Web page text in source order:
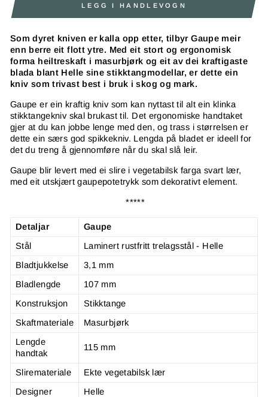
LEGG I HANDLEVOGN
Som dyret kniven er kalla opp etter, tilbyr Gaupe meir
enn berre eit flott ytre. Med eit stort og ergonomisk
forma heiltreskaft i masurbjørk og eit av dei kraftigaste
blada blant Helle sine stikktangmodellar, er dette ein
kniv som trivast best i bruk i skog og mark.
Gaupe er ein kraftig kniv som kan nyttast til alt ein klinka
stikktangekniv skal brukast til. Det ergonomiske handtaket
gjer at du kan jobbe lenge med den, og trass i størrelsen er
dette ein særs god spikkekniv. Lengda på bladet er ideell for
det du treng å gjennomføre når du skal slå leir.
Gaupe blir levert med ei slire i vegetabilsk farga svart lær,
med eit utskjært gaupepotetrykk som dekorativt element.
*****
Detaljar
Gaupe
Stål
Laminert rustfritt trelagsstål - Helle
Bladtjukkelse
3,1 mm
Bladlengde
107 mm
Konstruksjon
Stikktange
Skaftmateriale
Masurbjørk
Lengde
handtak
115 mm
Sliremateriale
Ekte vegetabilsk lær
Designer
Helle